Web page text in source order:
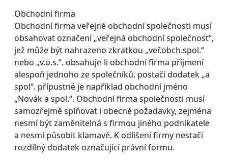
Obchodní firma
Obchodní firma veřejné obchodní společnosti musí
obsahovat označení „veřejná obchodní společnost“,
jež může být nahrazeno zkratkou „veř.obch.spol.“
nebo „v.o.s.“. obsahuje-li obchodní firma příjmení
alespoň jednoho ze společníků, postačí dodatek „a
spol“. přípustné je například obchodní jméno
„Novák a spol.“. Obchodní firma společnosti musí
samozřejmě splňovat i obecné požadavky, zejména
nesmí být zaměnitelná s firmou jiného podnikatele
a nesmí působit klamavě. K odlišení firmy nestačí
rozdílný dodatek označující právní formu.